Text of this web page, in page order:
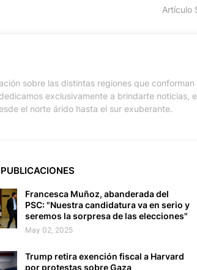
Artículo
sobre las distintas regiones que conforman
exclusivamente a brindarte noticias,
el norte árido hasta el sur exuberante.
Francesca Muñoz, abanderada del
PSC: "Nuestra candidatura va en serio y
seremos la sorpresa de las elecciones"
May 02, 2025
Trump retira exención fiscal a Harvard
por protestas sobre Gaza